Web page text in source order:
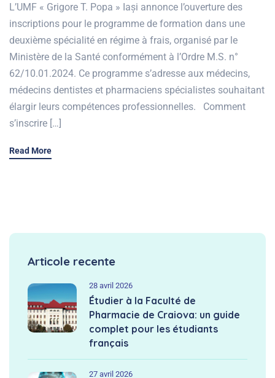
L’UMF « Grigore T. Popa » Iași annonce l’ouverture des
inscriptions pour le programme de formation dans une
deuxième spécialité en régime à frais, organisé par le
Ministère de la Santé conformément à l’Ordre M.S. n°
62/10.01.2024. Ce programme s’adresse aux médecins,
médecins dentistes et pharmaciens spécialistes souhaitant
élargir leurs compétences professionnelles. Comment
s’inscrire […]
Read More
Articole recente
28 avril 2026
Étudier à la Faculté de
Pharmacie de Craiova: un guide
complet pour les étudiants
français
27 avril 2026